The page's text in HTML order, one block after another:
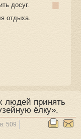
досуг.
отдыха.
людей принять
ёлку».
509